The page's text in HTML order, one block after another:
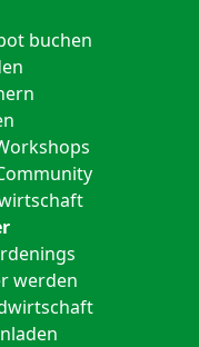
buchen
werden